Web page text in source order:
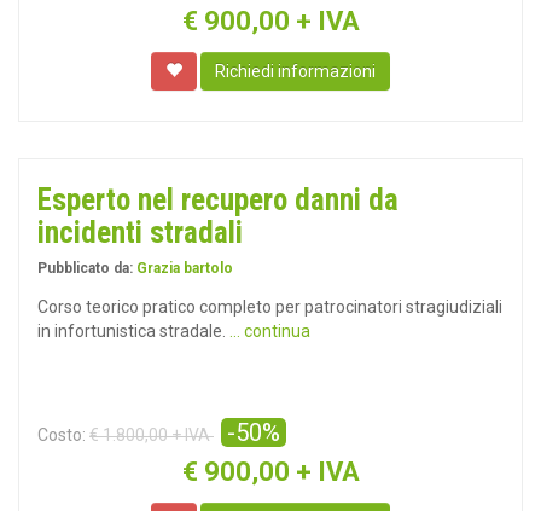
€ 900,00 + IVA
Richiedi informazioni
Esperto nel recupero danni da
incidenti stradali
Pubblicato da: Grazia bartolo
Corso teorico pratico completo per patrocinatori stragiudiziali
in infortunistica stradale.
... continua
Costo: € 1.800,00 + IVA -50%
€ 900,00 + IVA